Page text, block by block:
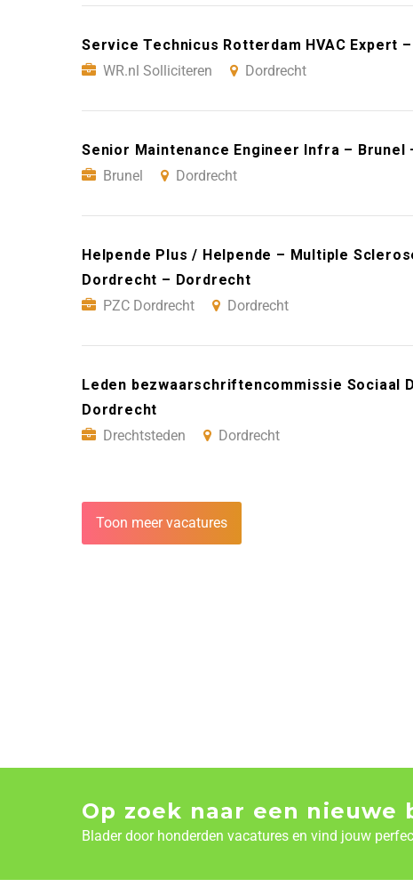
Service Technicus Rotterdam HVAC Expert
WR.nl Solliciteren
Dordrecht
Senior Maintenance Engineer Infra – Brunel
Brunel
Dordrecht
Helpende Plus / Helpende – Multiple
Dordrecht – Dordrecht
PZC Dordrecht
Dordrecht
Leden bezwaarschriftencommissie Sociaal
Dordrecht
Drechtsteden
Dordrecht
Toon meer vacatures
Op zoek naar een nieuwe
Blader door honderden vacatures en vind jouw